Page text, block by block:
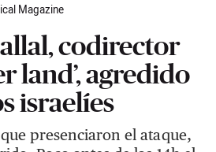
Magazine
codirector
land’, agredido
israelíes
presenciaron el ataque,